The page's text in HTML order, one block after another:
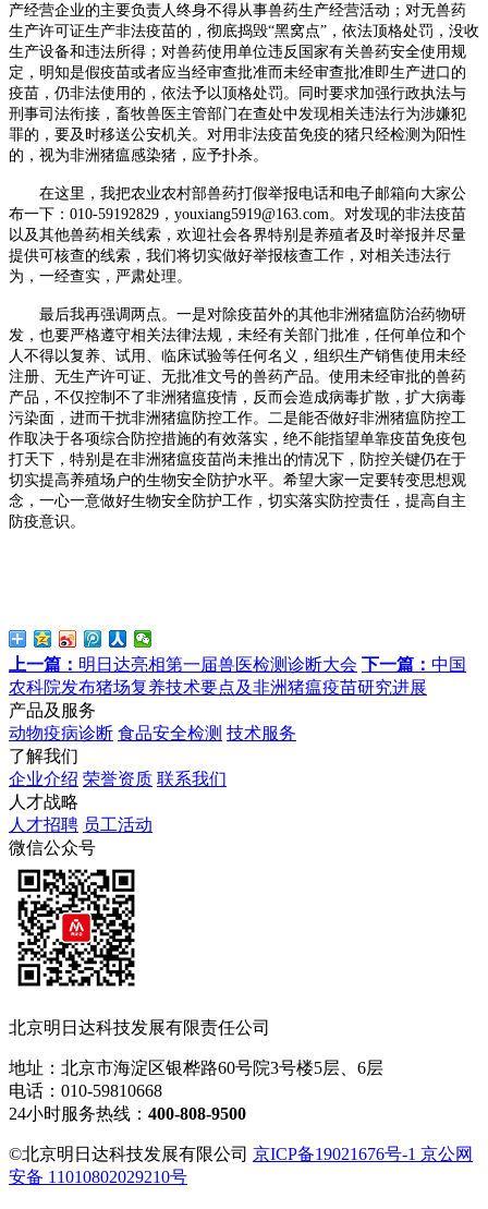
产经营企业的主要负责人终身不得从事兽药生产经营活动；对无兽药
生产许可证生产非法疫苗的，彻底捣毁“黑窝点”，依法顶格处罚，没收
生产设备和违法所得；对兽药使用单位违反国家有关兽药安全使用规
定，明知是假疫苗或者应当经审查批准而未经审查批准即生产进口的
疫苗，仍非法使用的，依法予以顶格处罚。同时要求加强行政执法与
刑事司法衔接，畜牧兽医主管部门在查处中发现相关违法行为涉嫌犯
罪的，要及时移送公安机关。对用非法疫苗免疫的猪只经检测为阳性
的，视为非洲猪瘟感染猪，应予扑杀。
在这里，我把农业农村部兽药打假举报电话和电子邮箱向大家公
布一下：010-59192829，youxiang5919@163.com。对发现的非法疫苗
以及其他兽药相关线索，欢迎社会各界特别是养殖者及时举报并尽量
提供可核查的线索，我们将切实做好举报核查工作，对相关违法行
为，一经查实，严肃处理。
最后我再强调两点。一是对除疫苗外的其他非洲猪瘟防治药物研
发，也要严格遵守相关法律法规，未经有关部门批准，任何单位和个
人不得以复养、试用、临床试验等任何名义，组织生产销售使用未经
注册、无生产许可证、无批准文号的兽药产品。使用未经审批的兽药
产品，不仅控制不了非洲猪瘟疫情，反而会造成病毒扩散，扩大病毒
污染面，进而干扰非洲猪瘟防控工作。二是能否做好非洲猪瘟防控工
作取决于各项综合防控措施的有效落实，绝不能指望单靠疫苗免疫包
打天下，特别是在非洲猪瘟疫苗尚未推出的情况下，防控关键仍在于
切实提高养殖场户的生物安全防护水平。希望大家一定要转变思想观
念，一心一意做好生物安全防护工作，切实落实防控责任，提高自主
防疫意识。
上一篇： 明日达亮相第一届兽医检测诊断大会 下一篇： 中国
农科院发布猪场复养技术要点及非洲猪瘟疫苗研究进展
产品及服务
动物疫病诊断 食品安全检测 技术服务
了解我们
企业介绍 荣誉资质 联系我们
人才战略
人才招聘 员工活动
微信公众号
北京明日达科技发展有限责任公司
地址：北京市海淀区银桦路60号院3号楼5层、6层
电话：010-59810668
24小时服务热线： 400-808-9500
©北京明日达科技发展有限公司 京ICP备19021676号-1 京公网
安备 11010802029210号